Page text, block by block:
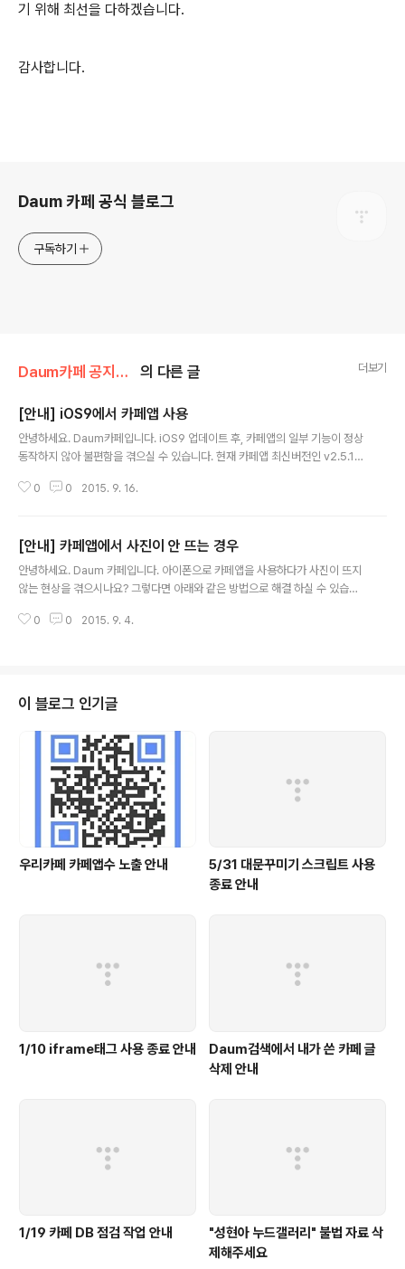
기 위해 최선을 다하겠습니다.
감사합니다.
Daum 카페 공식 블로그
구독하기
Daum카페 공지사항/서비스 안내 의 다른 글 더보기
[안내] iOS9에서 카페앱 사용
안녕하세요. Daum카페입니다. iOS9 업데이트 후, 카페앱의 일부 기능이 정상
동작하지 않아 불편함을 겪으실 수 있습니다. 현재 카페앱 최신버전인 v2.5.1
기능이나 화면이 정상동작하지 않을 수 있습니다. 단 댓글 ..
0 0 2015. 9. 16.
[안내] 카페앱에서 사진이 안 뜨는 경우
안녕하세요. Daum 카페입니다. 아이폰으로 카페앱을 사용하다가 사진이 뜨지
않는 현상을 겪으시나요? 그렇다면 아래와 같은 방법으로 해결 하실 수 있습니
미지가 정상적으로 노출되지 않는 경우 - 해결방법: 방법1. ..
0 0 2015. 9. 4.
이 블로그 인기글
우리카페 카페앱수 노출 안내
5/31 대문꾸미기 스크립트 사용
종료 안내
1/10 iframe태그 사용 종료 안내
Daum검색에서 내가 쓴 카페 글
삭제 안내
1/19 카페 DB 점검 작업 안내
"성현아 누드갤러리" 불법 자료 삭
제해주세요